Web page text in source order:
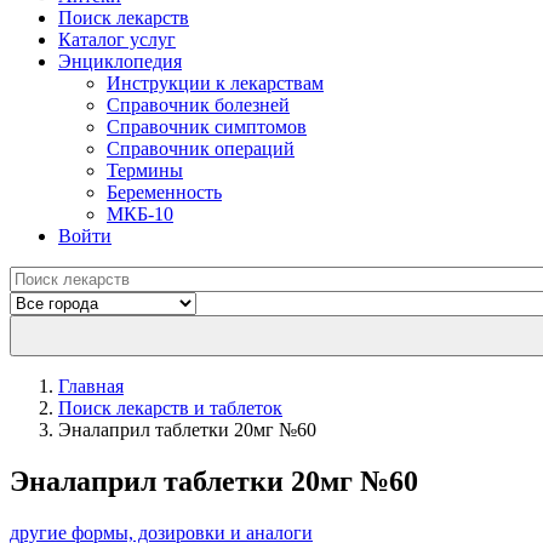
Поиск лекарств
Каталог услуг
Энциклопедия
Инструкции к лекарствам
Справочник болезней
Справочник симптомов
Справочник операций
Термины
Беременность
МКБ-10
Войти
Главная
Поиск лекарств и таблеток
Эналаприл таблетки 20мг №60
Эналаприл таблетки 20мг №60
другие формы, дозировки и аналоги